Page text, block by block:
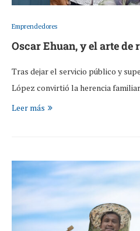
Emprendedores
Oscar Ehuan, y el arte de
Tras dejar el servicio público y
López convirtió la herencia
Leer más